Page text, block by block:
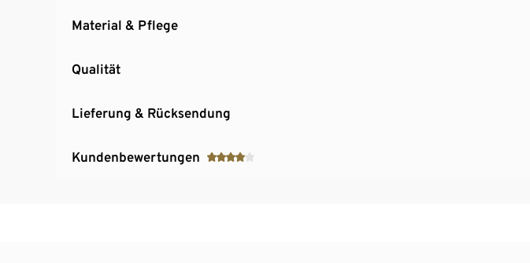
Material & Pflege
Qualität
Lieferung & Rücksendung
Kundenbewertungen